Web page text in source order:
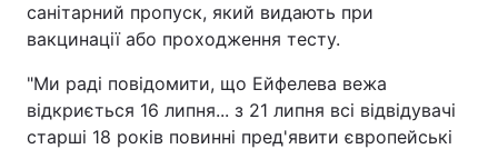
Техно і зв'язок Лайт
Зброя Інциденти
Здоров'я
санітарний пропуск, який видають при
вакцинації або проходження тесту.
"Ми раді повідомити, що Ейфелева вежа
відкриється 16 липня... з 21 липня всі відвідувачі
старші 18 років повинні пред'явити європейські